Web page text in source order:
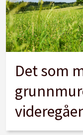
Det som